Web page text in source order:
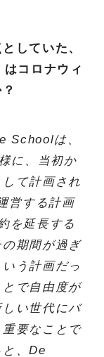
していた、
コロナウィ
Schoolは、
に、当初か
て計画され
営する計画
を延長する
期間が過ぎ
う計画だっ
で自由度が
い世代にバ
重要なことで
、De